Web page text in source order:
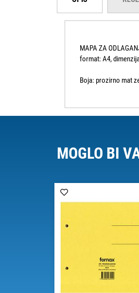
MAPA ZA
format: A4,
Boja: prozirno mat
MOGLO BI